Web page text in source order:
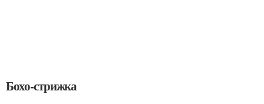
Бохо-стрижка